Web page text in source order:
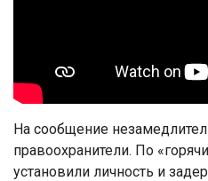
На сообщение
правоохранители. По
установили личность и